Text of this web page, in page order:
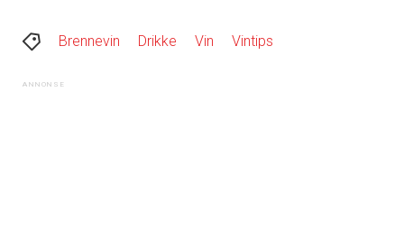
Brennevin Drikke Vin Vintips